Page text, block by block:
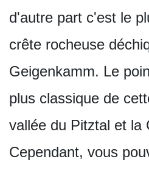
d'autre part c'est le
crête rocheuse
Geigenkamm. Le
plus classique de
vallée du Pitztal et la
Cependant, vous